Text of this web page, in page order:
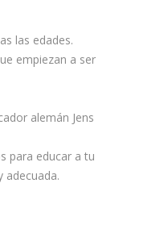
las edades.
empiezan a ser
alemán Jens
para educar a tu
adecuada.